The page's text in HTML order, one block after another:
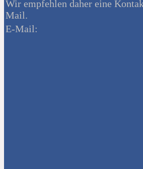
Wir empfehlen daher eine
Mail.
E-Mail: